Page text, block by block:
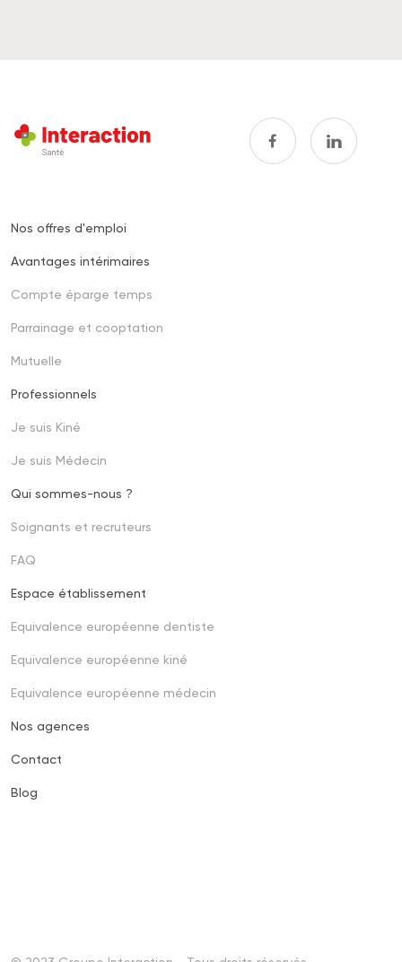
Footer
one
Nos offres d'emploi
Avantages intérimaires
Compte éparge temps
Parrainage et cooptation
Mutuelle
Footer
second
Professionnels
Je suis Kiné
Je suis Médecin
Qui sommes-nous ?
Soignants et recruteurs
FAQ
Footer
third
Espace établissement
Equivalence européenne dentiste
Equivalence européenne kiné
Equivalence européenne médecin
Nos agences
Contact
Blog